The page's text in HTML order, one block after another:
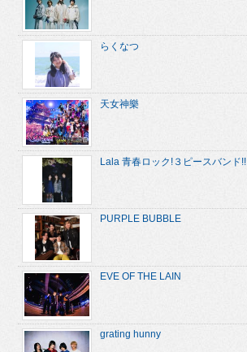
らくなつ
天女神樂
Lala 青春ロック!３ピースバンド!!
PURPLE BUBBLE
EVE OF THE LAIN
grating hunny